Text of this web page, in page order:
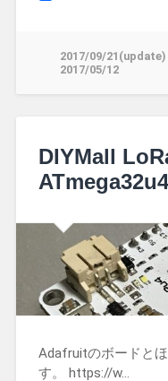
2017/09/21(update)
2017/05/12
DIYMall
Adafruitのボードと
す。 https://w…